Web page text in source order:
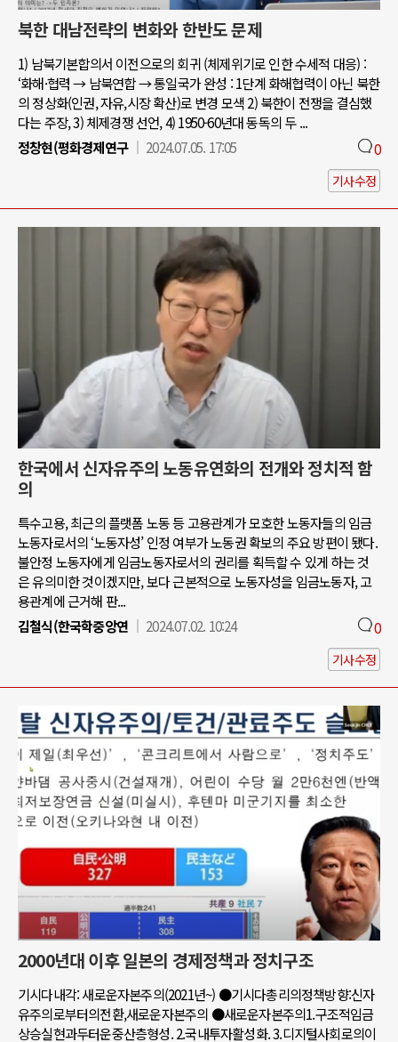
북한 대남전략의 변화와 한반도 문제
1) 남북기본합의서 이전으로의 회귀 (체제위기로 인한 수세적 대응) :
‘화해·협력 → 남북연합 → 통일국가 완성 : 1단계 화해협력이 아닌 북한
의 정상화(인권, 자유,시장 확산)로 변경 모색 2) 북한이 전쟁을 결심했
다는 주장, 3) 체제경쟁 선언, 4) 1950-60년대 동독의 두 ...
정창현(평화경제연구
2024.07.05. 17:05 0
기사수정
한국에서 신자유주의 노동유연화의 전개와 정치적 함
의
특수고용, 최근의 플랫폼 노동 등 고용관계가 모호한 노동자들의 임금
노동자로서의 ‘노동자성’ 인정 여부가 노동권 확보의 주요 방편이 됐다.
불안정 노동자에게 임금노동자로서의 권리를 획득할 수 있게 하는 것
은 유의미한 것이겠지만, 보다 근본적으로 노동자성을 임금노동자, 고
용관계에 근거해 판...
김철식(한국학중앙연
2024.07.02. 10:24 0
기사수정
2000년대 이후 일본의 경제정책과 정치구조
기시다내각: 새로운자본주의(2021년~) ●기시다총리의정책방향:신자
유주의로부터의전환,새로운자본주의 ●새로운자본주의1.구조적임금
상승실현과두터운중산층형성. 2.국내투자활성화. 3.디지털사회로의이